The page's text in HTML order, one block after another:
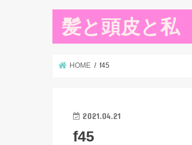
髪と頭皮と私
HOME f45
2021.04.21
f45